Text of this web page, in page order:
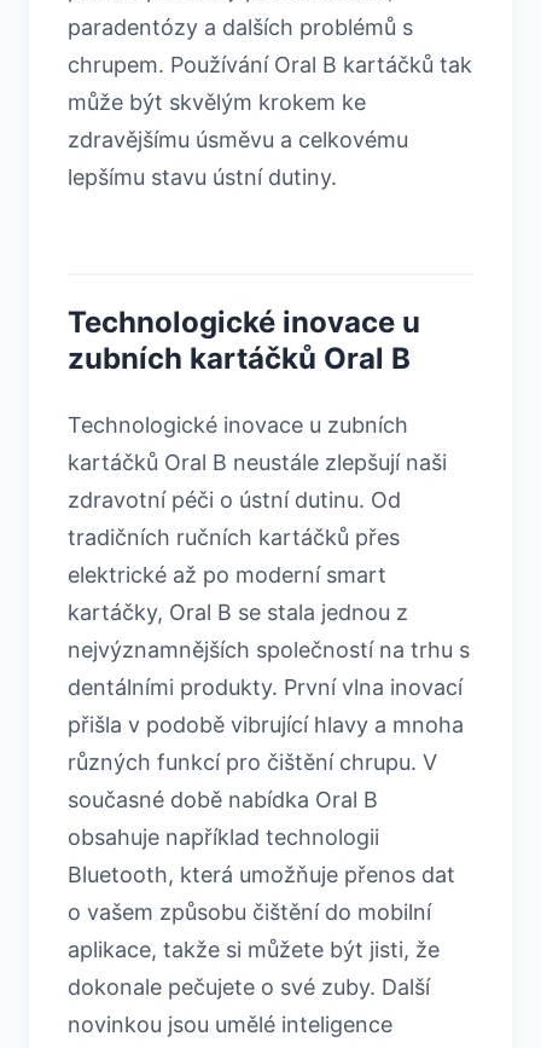
paradentózy a dalších problémů s
chrupem. Používání Oral B kartáčků tak
může být skvělým krokem ke
zdravějšímu úsměvu a celkovému
lepšímu stavu ústní dutiny.
Technologické inovace u
zubních kartáčků Oral B
Technologické inovace u zubních
kartáčků Oral B neustále zlepšují naši
zdravotní péči o ústní dutinu. Od
tradičních ručních kartáčků přes
elektrické až po moderní smart
kartáčky, Oral B se stala jednou z
nejvýznamnějších společností na trhu s
dentálními produkty. První vlna inovací
přišla v podobě vibrující hlavy a mnoha
různých funkcí pro čištění chrupu. V
současné době nabídka Oral B
obsahuje například technologii
Bluetooth, která umožňuje přenos dat
o vašem způsobu čištění do mobilní
aplikace, takže si můžete být jisti, že
dokonale pečujete o své zuby. Další
novinkou jsou umělé inteligence